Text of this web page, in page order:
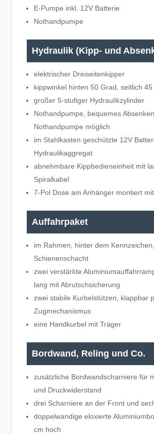
E-Pumpe inkl. 12V Batterie
Nothandpumpe
Hydraulik (Kipp- und
elektrischer Dreiseitenkipper
kippwinkel hinten 50 Grad, seitlich 45
großer 5-stufiger Hydraulikzylinder
Nothandpumpe, bequemes
Nothandpumpe möglich
im Stahlkasten geschützte 12V
Hydraulikaggregat
abnehmbare Kippbedieneinheit mit
Spiralkabel
7-Pol Dose am Anhänger montiert
Auffahrpaket
im Rahmen, hinter dem
Schienenschacht
zwei verstärkte
lang mit Abrutschsicherung
zwei stabile Kurbelstützen, klappbar
Zugmechanismus
eine Handkurbel mit Träger
Bordwand, Reling und Co.
zusätzliche Bordwandscharniere für
und Druckwiderstand
drei Scharniere an der Front und
doppelwandige eloxierte
cm hoch